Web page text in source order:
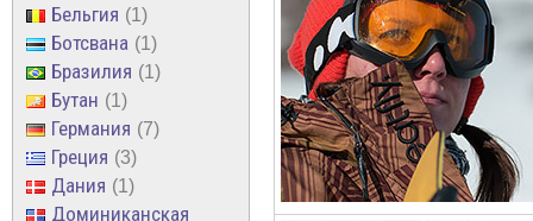
Бельгия 1
Ботсвана 1
Бразилия 1
Бутан 1
Германия 7
Греция 3
Дания 1
Доминиканская